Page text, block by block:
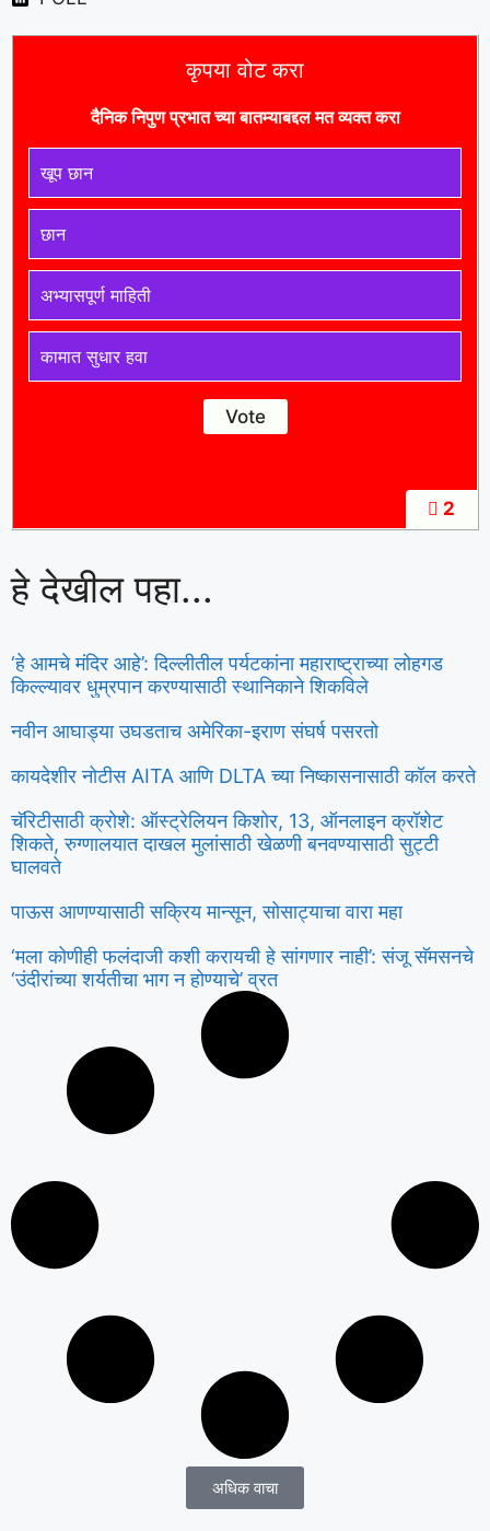
2
कृपया वोट करा
दैनिक निपुण प्रभात च्या बातम्याबद्दल मत व्यक्त करा
खूप छान
छान
अभ्यासपूर्ण माहिती
कामात सुधार हवा
हे देखील पहा...
‘हे आमचे मंदिर आहे’: दिल्लीतील पर्यटकांना महाराष्ट्राच्या लोहगड
किल्ल्यावर धुम्रपान करण्यासाठी स्थानिकाने शिकविले
नवीन आघाड्या उघडताच अमेरिका-इराण संघर्ष पसरतो
कायदेशीर नोटीस AITA आणि DLTA च्या निष्कासनासाठी कॉल करते
चॅरिटीसाठी क्रोशे: ऑस्ट्रेलियन किशोर, 13, ऑनलाइन क्रॉशेट
शिकते, रुग्णालयात दाखल मुलांसाठी खेळणी बनवण्यासाठी सुट्टी
घालवते
पाऊस आणण्यासाठी सक्रिय मान्सून, सोसाट्याचा वारा महा
‘मला कोणीही फलंदाजी कशी करायची हे सांगणार नाही’: संजू सॅमसनचे
‘उंदीरांच्या शर्यतीचा भाग न होण्याचे’ व्रत
अधिक वाचा